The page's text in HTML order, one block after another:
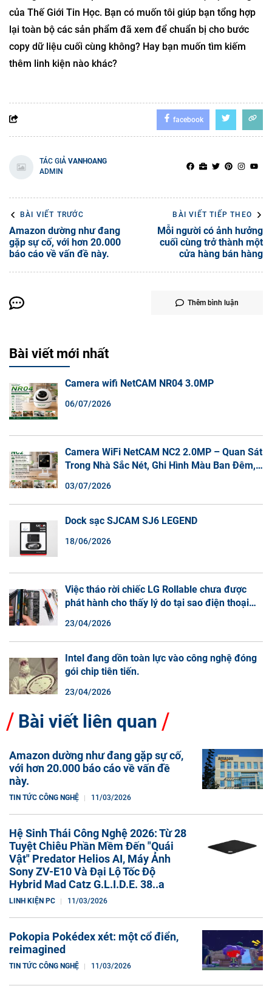
của Thế Giới Tin Học. Bạn có muốn tôi giúp bạn tổng hợp
lại toàn bộ các sản phẩm đã xem để chuẩn bị cho bước
copy dữ liệu cuối cùng không? Hay bạn muốn tìm kiếm
thêm linh kiện nào khác?
facebook
TÁC GIẢ VANHOANG
ADMIN
BÀI VIẾT TRƯỚC
Amazon dường như đang
gặp sự cố, với hơn 20.000
báo cáo về vấn đề này.
BÀI VIẾT TIẾP THEO
Mỗi người có ảnh hưởng
cuối cùng trở thành một
cửa hàng bán hàng
Thêm bình luận
Bài viết mới nhất
Camera wifi NetCAM NR04 3.0MP
06/07/2026
Camera WiFi NetCAM NC2 2.0MP – Quan Sát
Trong Nhà Sắc Nét, Ghi Hình Màu Ban Đêm,
03/07/2026
Dock sạc SJCAM SJ6 LEGEND
18/06/2026
Việc tháo rời chiếc LG Rollable chưa được
phát hành cho thấy lý do tại sao điện thoại
23/04/2026
Intel đang dồn toàn lực vào công nghệ đóng
gói chip tiên tiến.
23/04/2026
Bài viết liên quan
Amazon dường như đang gặp sự cố,
với hơn 20.000 báo cáo về vấn đề
này.
TIN TỨC CÔNG NGHỆ 11/03/2026
Hệ Sinh Thái Công Nghệ 2026: Từ 28
Tuyệt Chiêu Phần Mềm Đến "Quái
Vật" Predator Helios AI, Máy Ảnh
Sony ZV-E10 Và Đại Lộ Tốc Độ
Hybrid Mad Catz G.L.I.D.E. 38..a
LINH KIỆN PC 11/03/2026
Pokopia Pokédex xét: một cổ điển,
reimagined
TIN TỨC CÔNG NGHỆ 11/03/2026